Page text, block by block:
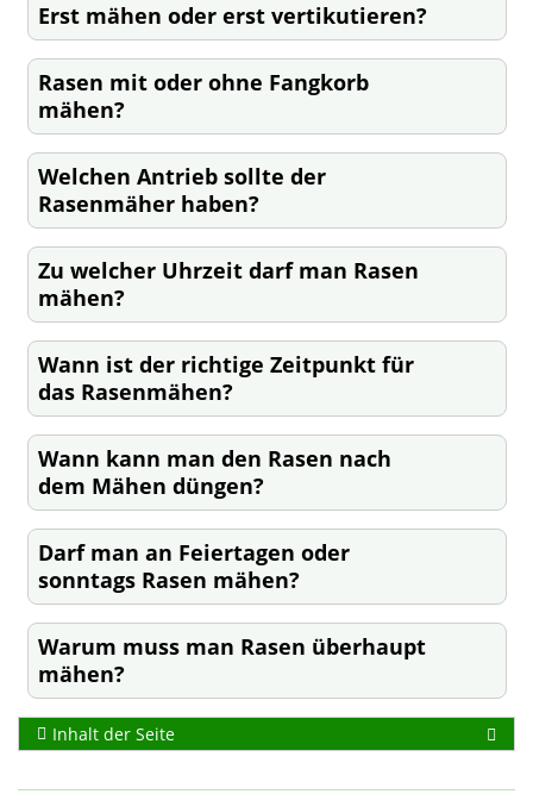
Erst mähen oder erst vertikutieren?
Rasen mit oder ohne Fangkorb
mähen?
Welchen Antrieb sollte der
Rasenmäher haben?
Zu welcher Uhrzeit darf man Rasen
mähen?
Wann ist der richtige Zeitpunkt für
das Rasenmähen?
Wann kann man den Rasen nach
dem Mähen düngen?
Darf man an Feiertagen oder
sonntags Rasen mähen?
Warum muss man Rasen überhaupt
mähen?
Inhalt der Seite